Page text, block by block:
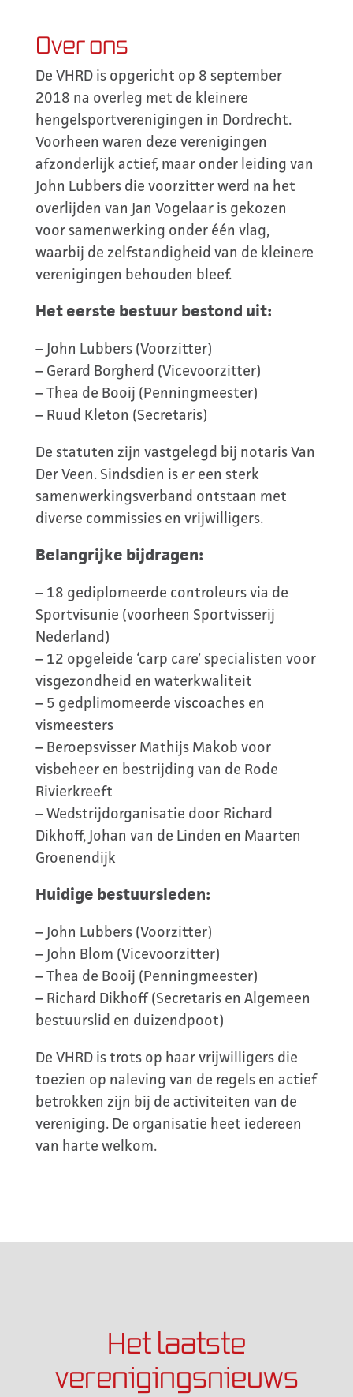
Over ons
De VHRD is opgericht op 8 september
2018 na overleg met de kleinere
hengelsportverenigingen in Dordrecht.
Voorheen waren deze verenigingen
afzonderlijk actief, maar onder leiding van
John Lubbers die voorzitter werd na het
overlijden van Jan Vogelaar is gekozen
voor samenwerking onder één vlag,
waarbij de zelfstandigheid van de kleinere
verenigingen behouden bleef.
Het eerste bestuur bestond uit:
– John Lubbers (Voorzitter)
– Gerard Borgherd (Vicevoorzitter)
– Thea de Booij (Penningmeester)
– Ruud Kleton (Secretaris)
De statuten zijn vastgelegd bij notaris Van
Der Veen. Sindsdien is er een sterk
samenwerkingsverband ontstaan met
diverse commissies en vrijwilligers.
Belangrijke bijdragen:
– 18 gediplomeerde controleurs via de
Sportvisunie (voorheen Sportvisserij
Nederland)
– 12 opgeleide ‘carp care’ specialisten voor
visgezondheid en waterkwaliteit
– 5 gedplimomeerde viscoaches en
vismeesters
– Beroepsvisser Mathijs Makob voor
visbeheer en bestrijding van de Rode
Rivierkreeft
– Wedstrijdorganisatie door Richard
Dikhoff, Johan van de Linden en Maarten
Groenendijk
Huidige bestuursleden:
– John Lubbers (Voorzitter)
– John Blom (Vicevoorzitter)
– Thea de Booij (Penningmeester)
– Richard Dikhoff (Secretaris en Algemeen
bestuurslid en duizendpoot)
De VHRD is trots op haar vrijwilligers die
toezien op naleving van de regels en actief
betrokken zijn bij de activiteiten van de
vereniging. De organisatie heet iedereen
van harte welkom.
Het laatste
verenigingsnieuws